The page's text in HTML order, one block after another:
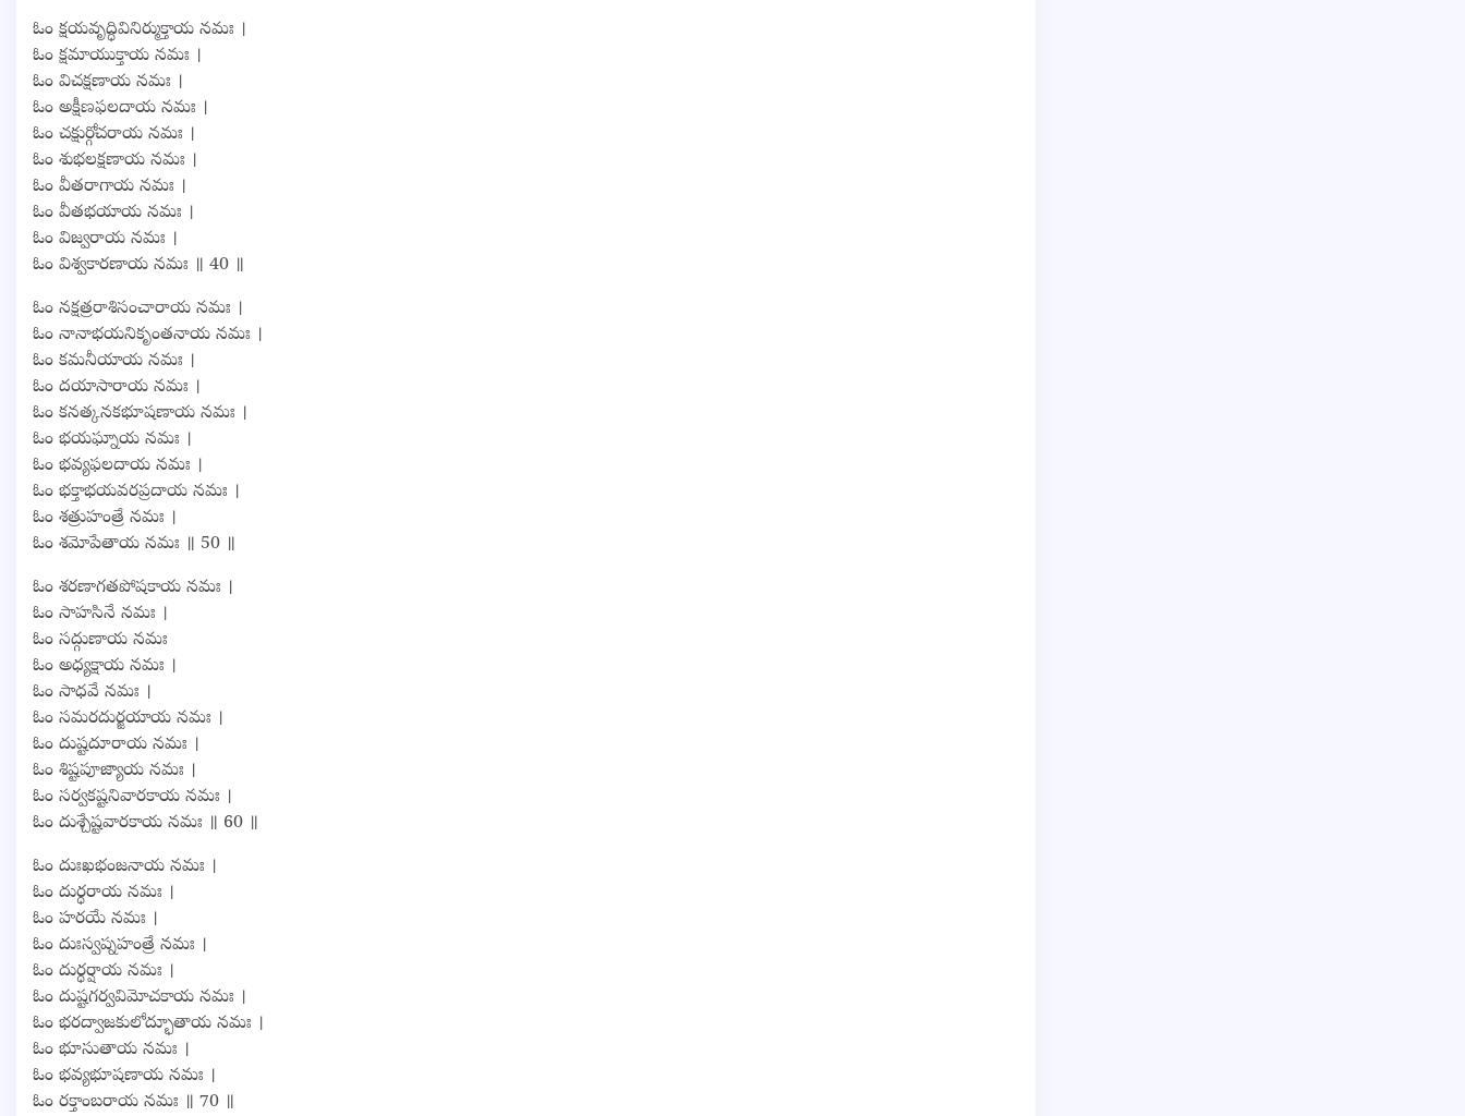
ఓం క్షయవృద్ధివినిర్ముక్తాయ నమః ।
ఓం క్షమాయుక్తాయ నమః ।
ఓం విచక్షణాయ నమః ।
ఓం అక్షీణఫలదాయ నమః ।
ఓం చక్షుర్గోచరాయ నమః ।
ఓం శుభలక్షణాయ నమః ।
ఓం వీతరాగాయ నమః ।
ఓం వీతభయాయ నమః ।
ఓం విజ్వరాయ నమః ।
ఓం విశ్వకారణాయ నమః ॥ 40 ॥
ఓం నక్షత్రరాశిసంచారాయ నమః ।
ఓం నానాభయనికృంతనాయ నమః ।
ఓం కమనీయాయ నమః ।
ఓం దయాసారాయ నమః ।
ఓం కనత్కనకభూషణాయ నమః ।
ఓం భయఘ్నాయ నమః ।
ఓం భవ్యఫలదాయ నమః ।
ఓం భక్తాభయవరప్రదాయ నమః ।
ఓం శత్రుహంత్రే నమః ।
ఓం శమోపేతాయ నమః ॥ 50 ॥
ఓం శరణాగతపోషకాయ నమః ।
ఓం సాహసినే నమః ।
ఓం సద్గుణాయ నమః
ఓం అధ్యక్షాయ నమః ।
ఓం సాధవే నమః ।
ఓం సమరదుర్జయాయ నమః ।
ఓం దుష్టదూరాయ నమః ।
ఓం శిష్టపూజ్యాయ నమః ।
ఓం సర్వకష్టనివారకాయ నమః ।
ఓం దుశ్చేష్టవారకాయ నమః ॥ 60 ॥
ఓం దుఃఖభంజనాయ నమః ।
ఓం దుర్ధరాయ నమః ।
ఓం హరయే నమః ।
ఓం దుఃస్వప్నహంత్రే నమః ।
ఓం దుర్ధర్షాయ నమః ।
ఓం దుష్టగర్వవిమోచకాయ నమః ।
ఓం భరద్వాజకులోద్భూతాయ నమః ।
ఓం భూసుతాయ నమః ।
ఓం భవ్యభూషణాయ నమః ।
ఓం రక్తాంబరాయ నమః ॥ 70 ॥